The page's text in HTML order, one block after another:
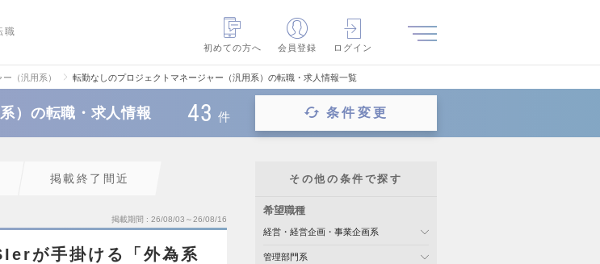
職
初めての方へ
会員登録 ログイン
（汎用系） 転勤なしのプロジェクトマネージャー（汎用系）の転職・求人情報一覧
）の転職・求人情報 43 件 条件変更
掲載終了間近
掲載期間 26/08/03～26/08/16
が手掛ける「外為系
その他の条件で探す
希望職種
経営・経営企画・事業企画系
管理部門系